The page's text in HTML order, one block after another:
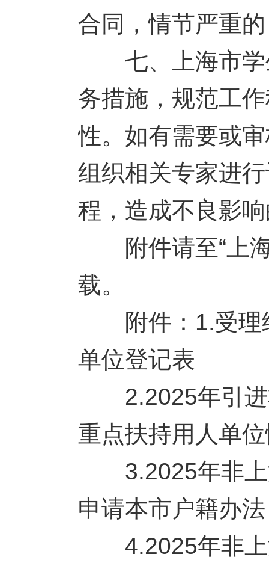
合同，情节严重
七、上海市学
务措施，规范工
性。如有需要或
组织相关专家进
程，造成不良影
附件请至“上海
载。
附件：1.受理
单位登记表
2.2025年引进
重点扶持用人单
3.2025年非上
申请本市户籍办法
4.2025年非上